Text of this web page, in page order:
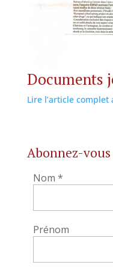
Documents
Lire l’article complet
Abonnez-
Nom *
Prénom